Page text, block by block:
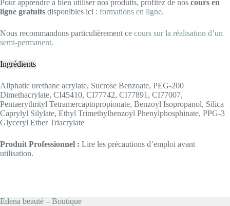
Pour apprendre à bien utiliser nos produits, profitez de nos cours en
ligne gratuits disponibles ici : formations en ligne.
Nous recommandons particulièrement ce cours sur la réalisation d’un
semi-permanent.
Ingrédients
Aliphatic urethane acrylate, Sucrose Benzoate, PEG-200
Dimethacrylate, CI45410, CI77742, CI77891, CI77007,
Pentaerythrityl Tetramercaptopropionate, Benzoyl Isopropanol, Silica
Caprylyl Silylate, Ethyl Trimethylbenzoyl Phenylphosphinate, PPG-3
Glyceryl Ether Triacrylate
Produit Professionnel : Lire les précautions d’emploi avant
utilisation.
Edena beauté – Boutique